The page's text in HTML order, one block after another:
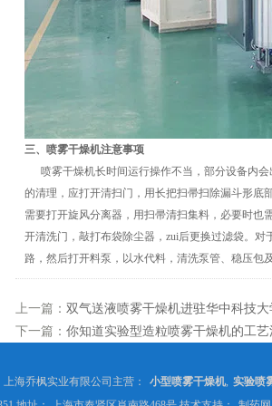
三、喷雾干燥机注意事项
喷雾干燥机长时间运行操作不当，部分设备内会
的清理，应打开清扫门，用长把扫帚扫除漏斗形底
需要打开旋风分离器，用扫帚清扫集料，必要时也
开清洗门，敲打布袋除尘器，zui后更换过滤袋。
路，然后打开料泵，以水代料，清洗泵管、稳压包及
上一篇： 双气送液喷雾干燥机进驻华中科技
下一篇： 你知道实验型造粒喷雾干燥机的工
上海乔枫实业有限公司主营： 小型喷雾干燥机, 实验喷